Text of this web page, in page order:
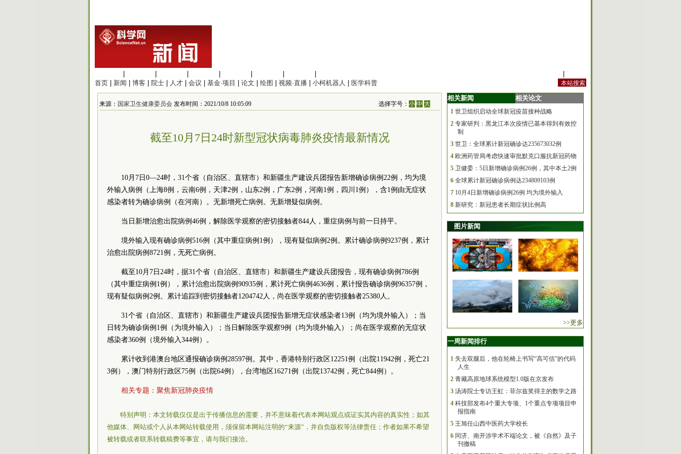
首页
新闻 博客 院士 人才 会议 基金·项目 论文 绘图 视频·直播 小柯机器人 医学科普
来源： 国家卫生健康委员会 发布时间：2021/10/8 10:05:09 选择字号：小 中 大
截至10月7日24时新型冠状病毒肺炎疫情最新情况
10月7日0—24时，31个省（自治区、直辖市）和新疆生产建设兵团报告新增确诊病例22例，均为境
外输入病例（上海8例，云南6例，天津2例，山东2例，广东2例，河南1例，四川1例），含1例由无症状
感染者转为确诊病例（在河南）。无新增死亡病例。无新增疑似病例。
当日新增治愈出院病例46例，解除医学观察的密切接触者844人，重症病例与前一日持平。
境外输入现有确诊病例516例（其中重症病例1例），现有疑似病例2例。累计确诊病例9237例，累计
治愈出院病例8721例，无死亡病例。
截至10月7日24时，据31个省（自治区、直辖市）和新疆生产建设兵团报告，现有确诊病例786例
（其中重症病例1例），累计治愈出院病例90935例，累计死亡病例4636例，累计报告确诊病例96357例，
现有疑似病例2例。累计追踪到密切接触者1204742人，尚在医学观察的密切接触者25380人。
31个省（自治区、直辖市）和新疆生产建设兵团报告新增无症状感染者13例（均为境外输入）；当
日转为确诊病例1例（为境外输入）；当日解除医学观察9例（均为境外输入）；尚在医学观察的无症状
感染者360例（境外输入344例）。
累计收到港澳台地区通报确诊病例28597例。其中， 香港特别行政区12251例（出院11942例，死亡21
3例），澳门特别行政区75例（出院64例）， 台湾地区16271例（出院13742例，死亡844例）。
相关专题： 聚焦新冠肺炎疫情
特别声明：本文转载仅仅是出于传播信息的需要，并不意味着代表本网站观点或证实其内容的真实性；如其
他媒体、网站或个人从本网站转载使用，须保留本网站注明的“来源”，并自负版权等法律责任；作者如果不希望
被转载或者联系转载稿费等事宜，请与我们接洽。
相关新闻 相关论文
1 世卫组织启动全球新冠疫苗接种战略
2 专家研判：黑龙江本次疫情已基本得到有效控
制
3 世卫：全球累计新冠确诊达235673032例
4 欧洲药管局考虑快速审批默克口服抗新冠药物
5 卫健委：5日新增确诊病例26例，其中本土2例
6 全球累计新冠确诊病例达234809103例
7 10月4日新增确诊病例26例 均为境外输入
8 新研究：新冠患者长期症状比例高
图片新闻
>>更多
一周新闻排行
1 失去双腿后，他在轮椅上书写“高可信”的代码
人生
2 青藏高原地球系统模型1.0版在京发布
3 汤涛院士专访王虹：菲尔兹奖得主的数学之路
4 科技部发布4个重大专项、1个重点专项项目申
报指南
5 王旭任山西中医药大学校长
6 同济、南开涉学术不端论文，被《自然》及子
刊撤稿